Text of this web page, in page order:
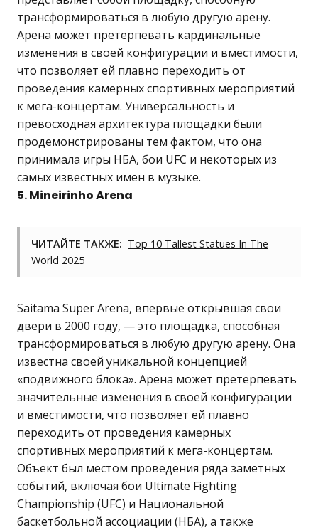
трансформироваться в любую другую арену.
Арена может претерпевать кардинальные
изменения в своей конфигурации и вместимости,
что позволяет ей плавно переходить от
проведения камерных спортивных мероприятий
к мега-концертам. Универсальность и
превосходная архитектура площадки были
продемонстрированы тем фактом, что она
принимала игры НБА, бои UFC и некоторых из
самых известных имен в музыке.
5. Mineirinho Arena
ЧИТАЙТЕ ТАКЖЕ: Top 10 Tallest Statues In The
World 2025
Saitama Super Arena, впервые открывшая свои
двери в 2000 году, — это площадка, способная
трансформироваться в любую другую арену. Она
известна своей уникальной концепцией
«подвижного блока». Арена может претерпевать
значительные изменения в своей конфигурации
и вместимости, что позволяет ей плавно
переходить от проведения камерных
спортивных мероприятий к мега-концертам.
Объект был местом проведения ряда заметных
событий, включая бои Ultimate Fighting
Championship (UFC) и Национальной
баскетбольной ассоциации (НБА), а также